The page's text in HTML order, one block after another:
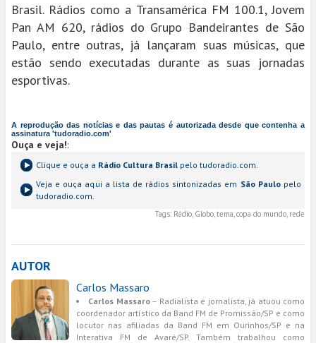
Brasil. Rádios como a Transamérica FM 100.1, Jovem
Pan AM 620, rádios do Grupo Bandeirantes de São
Paulo, entre outras, já lançaram suas músicas, que
estão sendo executadas durante as suas jornadas
esportivas.
A reprodução das notícias e das pautas é autorizada desde que contenha a
assinatura 'tudoradio.com'
Ouça e veja!:
Clique e ouça a Rádio Cultura Brasil pelo tudoradio.com.
Veja e ouça aqui a lista de rádios sintonizadas em São Paulopelo
tudoradio.com.
Tags: Rádio, Globo, tema, copa do mundo, rede
AUTOR
Carlos Massaro
Carlos Massaro– Radialista e jornalista, já atuou como
coordenador artístico da Band FM de Promissão/SP e como
locutor nas afiliadas da Band FM em Ourinhos/SP e na
Interativa FM de Avaré/SP. Também trabalhou como